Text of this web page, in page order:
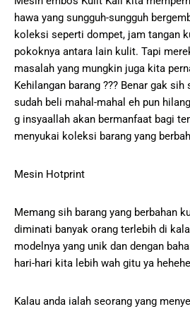
hawa yang sungguh-sungguh
koleksi seperti dompet, jam tangan
pokoknya antara lain kulit. Tapi
masalah yang mungkin juga kita
Kehilangan barang ??? Benar gak
sudah beli mahal-mahal eh pun
g insyaallah akan bermanfaat bagi
menyukai koleksi barang yang
Mesin Hotprint
Memang sih barang yang berbahan
diminati banyak orang terlebih di
modelnya yang unik dan dengan
hari-hari kita lebih wah gitu ya
Kalau anda ialah seorang yang